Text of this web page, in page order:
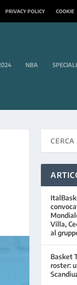
PRIVACY POLICY COOKIE
NBA
Villa,
al
Basket
roster: